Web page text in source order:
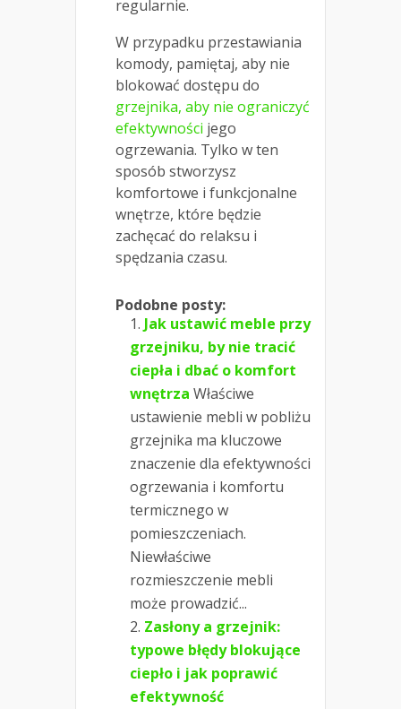
regularnie.
W przypadku przestawiania
komody, pamiętaj, aby nie
blokować dostępu do
grzejnika, aby nie ograniczyć
efektywności jego
ogrzewania. Tylko w ten
sposób stworzysz
komfortowe i funkcjonalne
wnętrze, które będzie
zachęcać do relaksu i
spędzania czasu.
Podobne posty:
Jak ustawić meble przy
grzejniku, by nie tracić
ciepła i dbać o komfort
wnętrza Właściwe
ustawienie mebli w pobliżu
grzejnika ma kluczowe
znaczenie dla efektywności
ogrzewania i komfortu
termicznego w
pomieszczeniach.
Niewłaściwe
rozmieszczenie mebli
może prowadzić...
Zasłony a grzejnik:
typowe błędy blokujące
ciepło i jak poprawić
efektywność